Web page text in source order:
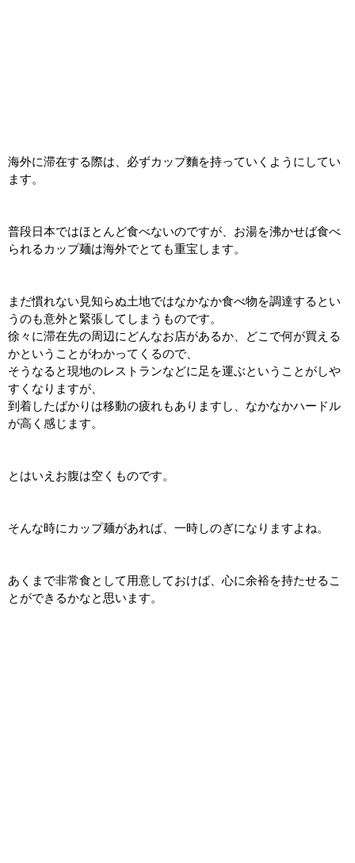
海外に滞在する際は、必ずカップ麵を持っていくようにしてい
ます。
普段日本ではほとんど食べないのですが、お湯を沸かせば食べ
られるカップ麺は海外でとても重宝します。
まだ慣れない見知らぬ土地ではなかなか食べ物を調達するとい
うのも意外と緊張してしまうものです。
徐々に滞在先の周辺にどんなお店があるか、どこで何が買える
かということがわかってくるので、
そうなると現地のレストランなどに足を運ぶということがしや
すくなりますが、
到着したばかりは移動の疲れもありますし、なかなかハードル
が高く感じます。
とはいえお腹は空くものです。
そんな時にカップ麺があれば、一時しのぎになりますよね。
あくまで非常食として用意しておけば、心に余裕を持たせるこ
とができるかなと思います。